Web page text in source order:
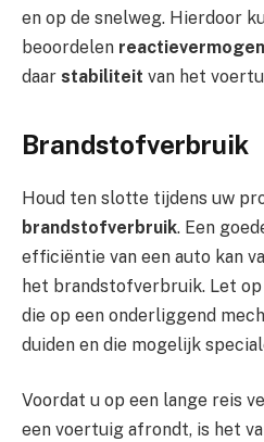
en op de snelweg. Hierdoor
beoordelen
daar stabiliteit van het
Brandstofverbruik
Houd ten slotte tijdens uw
brandstofverbruik. Een
efficiëntie van een auto kan
het brandstofverbruik. Let
die op een onderliggend
duiden en die mogelijk
Voordat u op een lange reis
een voertuig afrondt, is het